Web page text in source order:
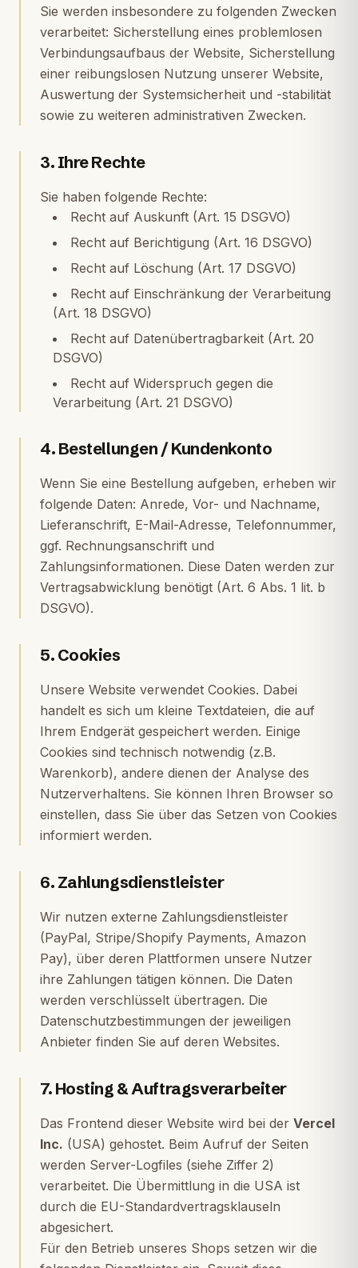
Sie werden insbesondere zu folgenden Zwecken
verarbeitet: Sicherstellung eines problemlosen
Verbindungsaufbaus der Website, Sicherstellung
einer reibungslosen Nutzung unserer Website,
Auswertung der Systemsicherheit und -stabilität
sowie zu weiteren administrativen Zwecken.
3. Ihre Rechte
Sie haben folgende Rechte:
Recht auf Auskunft (Art. 15 DSGVO)
Recht auf Berichtigung (Art. 16 DSGVO)
Recht auf Löschung (Art. 17 DSGVO)
Recht auf Einschränkung der Verarbeitung
(Art. 18 DSGVO)
Recht auf Datenübertragbarkeit (Art. 20
DSGVO)
Recht auf Widerspruch gegen die
Verarbeitung (Art. 21 DSGVO)
4. Bestellungen / Kundenkonto
Wenn Sie eine Bestellung aufgeben, erheben wir
folgende Daten: Anrede, Vor- und Nachname,
Lieferanschrift, E-Mail-Adresse, Telefonnummer,
ggf. Rechnungsanschrift und
Zahlungsinformationen. Diese Daten werden zur
Vertragsabwicklung benötigt (Art. 6 Abs. 1 lit. b
DSGVO).
5. Cookies
Unsere Website verwendet Cookies. Dabei
handelt es sich um kleine Textdateien, die auf
Ihrem Endgerät gespeichert werden. Einige
Cookies sind technisch notwendig (z.B.
Warenkorb), andere dienen der Analyse des
Nutzerverhaltens. Sie können Ihren Browser so
einstellen, dass Sie über das Setzen von Cookies
informiert werden.
6. Zahlungsdienstleister
Wir nutzen externe Zahlungsdienstleister
(PayPal, Stripe/Shopify Payments, Amazon
Pay), über deren Plattformen unsere Nutzer
ihre Zahlungen tätigen können. Die Daten
werden verschlüsselt übertragen. Die
Datenschutzbestimmungen der jeweiligen
Anbieter finden Sie auf deren Websites.
7. Hosting & Auftragsverarbeiter
Das Frontend dieser Website wird bei der Vercel
Inc. (USA) gehostet. Beim Aufruf der Seiten
werden Server-Logfiles (siehe Ziffer 2)
verarbeitet. Die Übermittlung in die USA ist
durch die EU-Standardvertragsklauseln
abgesichert.
Für den Betrieb unseres Shops setzen wir die